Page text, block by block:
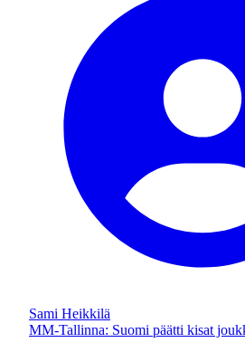
Sami Heikkilä
MM-Tallinna: Suomi päätti kisat